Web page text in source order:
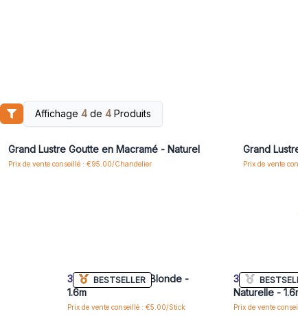
Affichage 4de 4Produits
Connectez-vous ou inscrivez-vous pour accéder
aux prix de gros
Grand Lustre Goutte en Macramé - Naturel
Prix de vente conseillé : €95.00/Chandelier
Grand
Prix de vente
BESTSELLER
3x Rayung Herbe Blonde -
1.6m
Prix de vente conseillé : €5.00/Stick
3x Rayung
Naturelle -
Prix de vente